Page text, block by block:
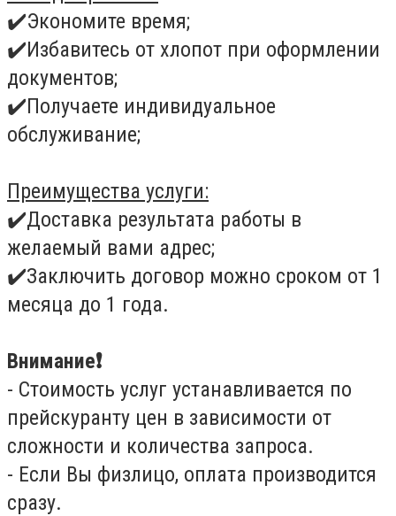
✔️Экономите время;
✔️Избавитесь от хлопот при оформлении
документов;
✔️Получаете индивидуальное
обслуживание;
Преимущества услуги:
✔️Доставка результата работы в
желаемый вами адрес;
✔️Заключить договор можно сроком от 1
месяца до 1 года.
Внимание❗️
- Стоимость услуг устанавливается по
прейскуранту цен в зависимости от
сложности и количества запроса.
- Если Вы физлицо, оплата производится
сразу.